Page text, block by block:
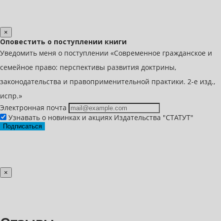
×
Оповестить о поступлении книги
Уведомить меня о поступлении «Современное гражданское и
семейное право: перспективы развития доктрины,
законодательства и правоприменительной практики. 2-е изд.,
испр.»
Электронная почта
Узнавать о новинках и акциях Издательства "СТАТУТ"
Подписаться
×